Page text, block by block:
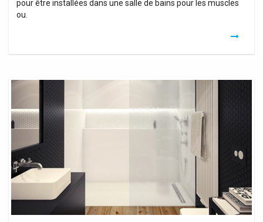
pour être installées dans une salle de bains pour les muscles
ou.
Petit